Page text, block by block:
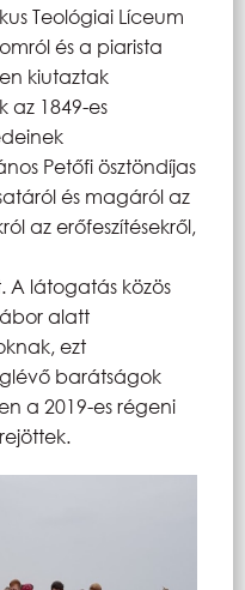
Teológiai Líceum
és a piarista
kiutaztak
az 1849-es
Petőfi ösztöndíjas
és magáról az
az erőfeszítésekről,
A látogatás közös
alatt
ezt
barátságok
a 2019-es régeni